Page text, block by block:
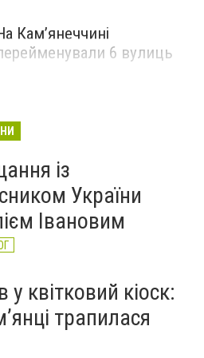
Камʼянеччині
6 вулиць
із
України
Івановим
у квітковий кіоск:
трапилася